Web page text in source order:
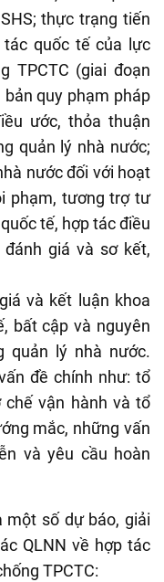
thực trạng tiến
quốc tế của lực
TPCTC (giai đoạn
quy phạm pháp
ước, thỏa thuận
quản lý nhà nước;
nước đối với hoạt
phạm, tương trợ tư
tế, hợp tác điều
giá và sơ kết,
và kết luận khoa
bất cập và nguyên
quản lý nhà nước.
đề chính như: tổ
chế vận hành và tổ
mắc, những vấn
và yêu cầu hoàn
một số dự báo, giải
QLNN về hợp tác
TPCTC: